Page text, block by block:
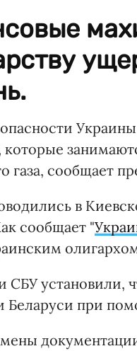
газа, сообщает
в
сообщает "
СБУ установили,
Беларуси при